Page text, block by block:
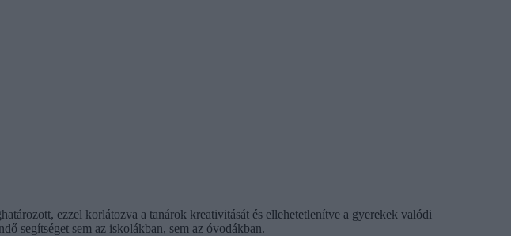
ezzel korlátozva a tanárok kreativitását és ellehetetlenítve a gyerekek valódi
segítséget sem az iskolákban, sem az óvodákban.